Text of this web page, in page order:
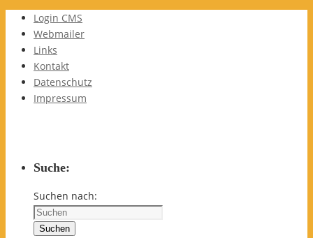
Login CMS
Webmailer
Links
Kontakt
Datenschutz
Impressum
Suche:
Suchen nach:
Suchen